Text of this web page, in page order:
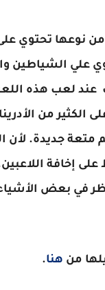
من نوعها تحتوي
علي الشياطين
عند لعب هذه
الكثير من
متعة جديدة. لأن
إخافة
في بعض
من هنا.